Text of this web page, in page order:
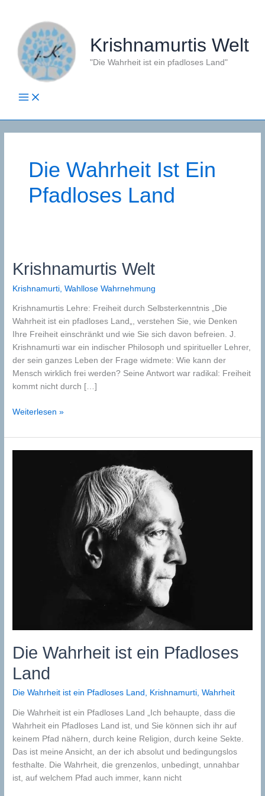
springen
Krishnamurtis Welt
"Die Wahrheit ist ein pfadloses Land"
Die Wahrheit Ist Ein
Pfadloses Land
Krishnamurtis Welt
Krishnamurti ,Wahllose Wahrnehmung
Krishnamurtis Lehre: Freiheit durch Selbsterkenntnis „Die
Wahrheit ist ein pfadloses Land„, verstehen Sie, wie Denken
Ihre Freiheit einschränkt und wie Sie sich davon befreien. J.
Krishnamurti war ein indischer Philosoph und spiritueller Lehrer,
der sein ganzes Leben der Frage widmete: Wie kann der
Mensch wirklich frei werden? Seine Antwort war radikal: Freiheit
kommt nicht durch […]
Krishnamurtis
Weiterlesen »
Die Wahrheit ist ein Pfadloses
Land
Die Wahrheit ist ein Pfadloses Land , Krishnamurti,Wahrheit
Die Wahrheit ist ein Pfadloses Land „Ich behaupte, dass die
Wahrheit ein Pfadloses Land ist, und Sie können sich ihr auf
keinem Pfad nähern, durch keine Religion, durch keine Sekte.
Das ist meine Ansicht, an der ich absolut und bedingungslos
festhalte. Die Wahrheit, die grenzenlos, unbedingt, unnahbar
ist, auf welchem Pfad auch immer, kann nicht